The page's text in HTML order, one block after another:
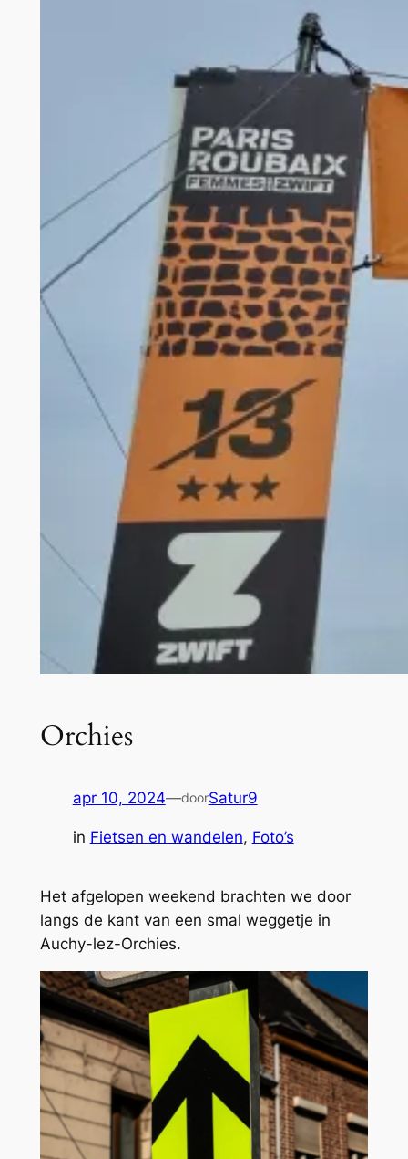
Orchies
apr 10, 2024—doorSatur9
in Fietsen en wandelen, Foto’s
Het afgelopen weekend brachten we door
langs de kant van een smal weggetje in
Auchy-lez-Orchies.